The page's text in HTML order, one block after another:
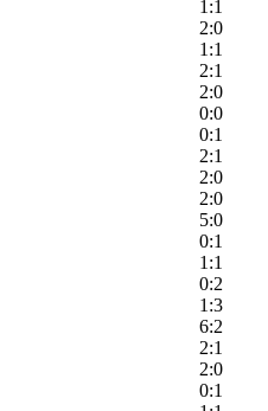
1:1
2:0
1:1
2:1
2:0
0:0
0:1
2:1
2:0
2:0
5:0
0:1
1:1
0:2
1:3
6:2
2:1
2:0
0:1